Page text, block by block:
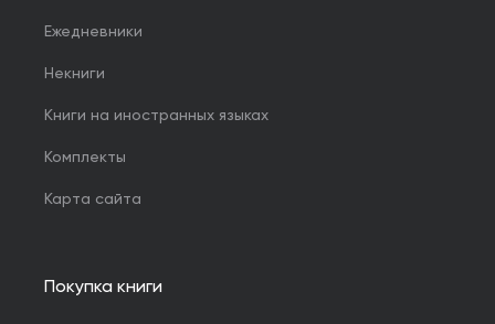
Ежедневники
Некниги
Книги на иностранных языках
Комплекты
Карта сайта
Покупка книги